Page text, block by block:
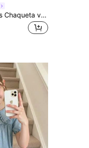
SHEIN Elladie kids Chaqueta vaquera de manga larga para niña